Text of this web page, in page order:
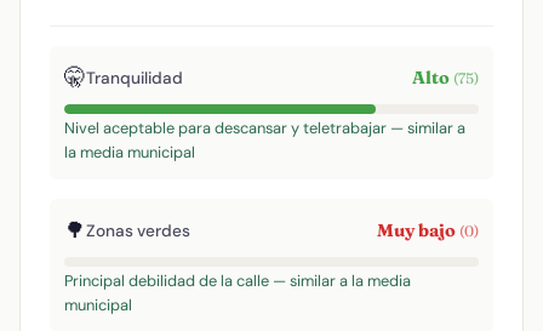
🤫Tranquilidad Alto (75)
Nivel aceptable para descansar y teletrabajar — similar a
la media municipal
🌳Zonas verdes Muy bajo (0)
Principal debilidad de la calle — similar a la media
municipal